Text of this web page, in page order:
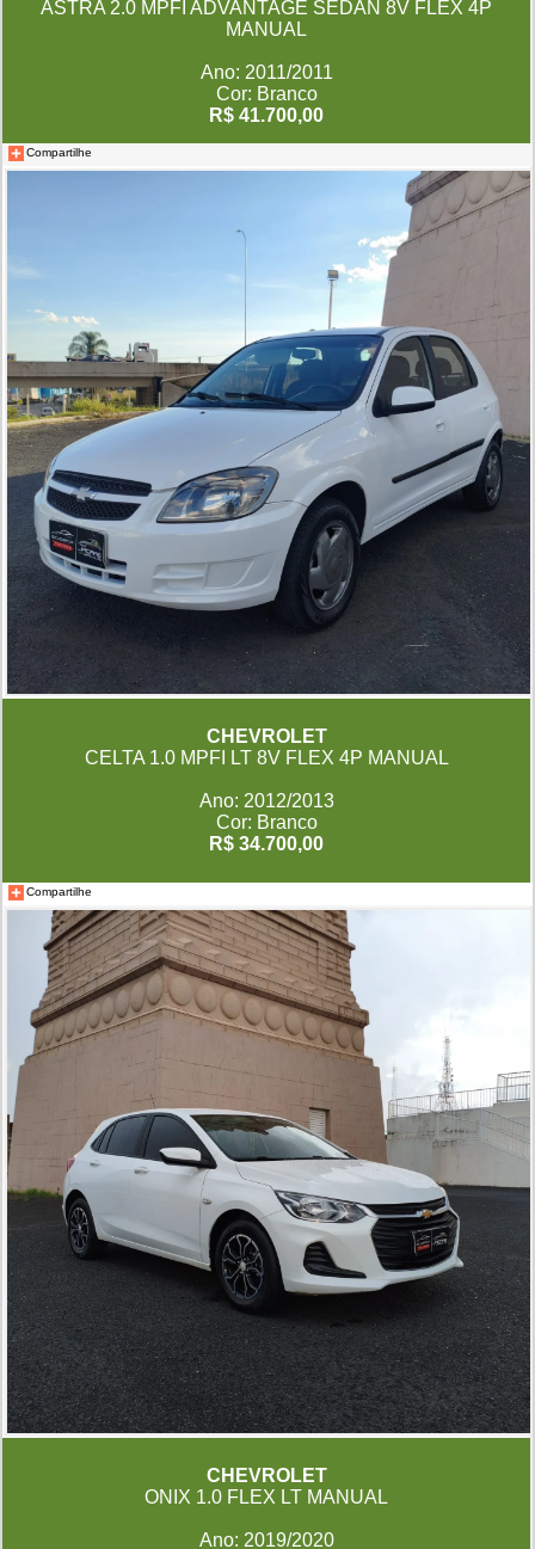
ASTRA 2.0 MPFI ADVANTAGE SEDAN 8V FLEX 4P
MANUAL
Ano: 2011/2011
Cor: Branco
R$ 41.700,00
Compartilhe
CHEVROLET
CELTA 1.0 MPFI LT 8V FLEX 4P MANUAL
Ano: 2012/2013
Cor: Branco
R$ 34.700,00
Compartilhe
CHEVROLET
ONIX 1.0 FLEX LT MANUAL
Ano: 2019/2020